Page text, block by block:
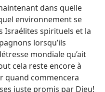
dans quelle
environnement se
Israélites spirituels et la
lorsqu’ils
mondiale qu’ait
cela reste encore à
quand commencera
juste promis par Dieu!